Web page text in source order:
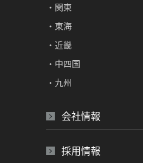
・関東
・東海
・近畿
・中四国
・九州
会社情報
採用情報